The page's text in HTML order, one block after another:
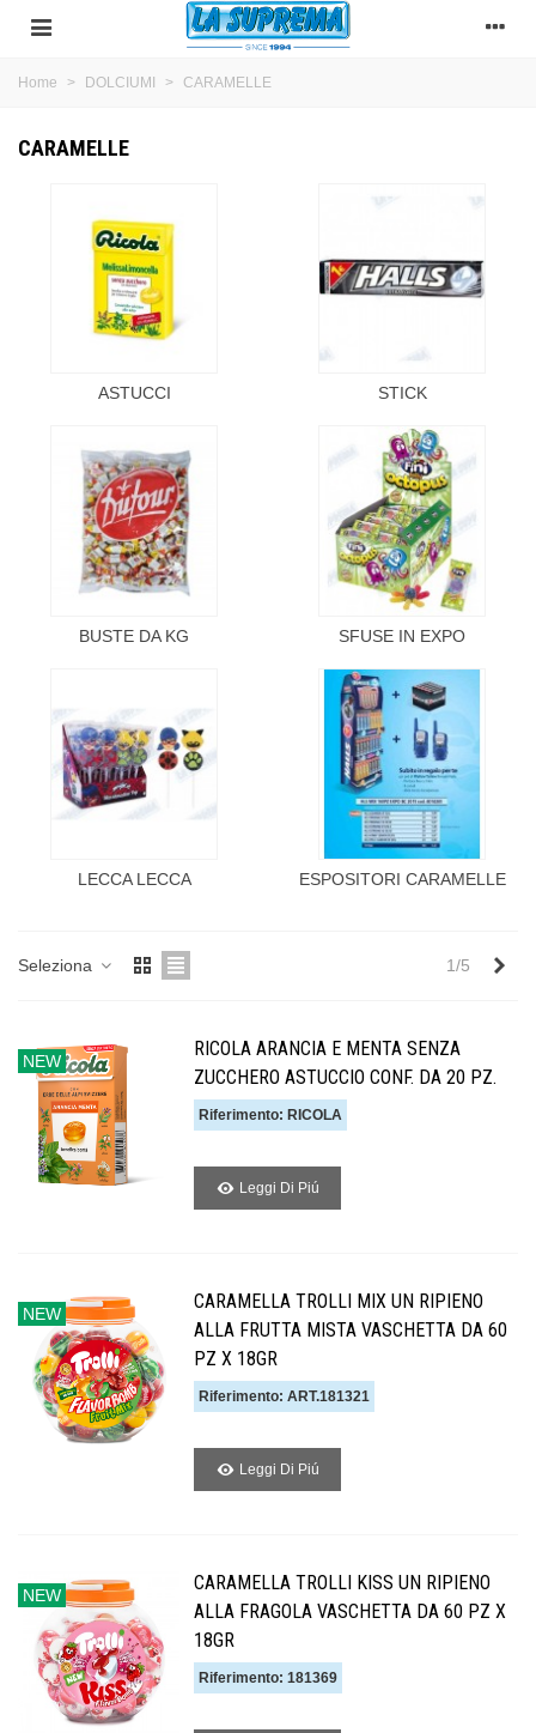
Home > DOLCIUMI > CARAMELLE
CARAMELLE
ASTUCCI STICK
BUSTE DA KG SFUSE IN EXPO
LECCA LECCA ESPOSITORI CARAMELLE
Seleziona 1/5
NEW
RICOLA ARANCIA E MENTA SENZA
ZUCCHERO ASTUCCIO CONF. DA 20 PZ.
Riferimento: RICOLA
Leggi Di Piú
NEW
CARAMELLA TROLLI MIX UN RIPIENO
ALLA FRUTTA MISTA VASCHETTA DA 60
PZ X 18GR
Riferimento: ART.181321
Leggi Di Piú
NEW
CARAMELLA TROLLI KISS UN RIPIENO
ALLA FRAGOLA VASCHETTA DA 60 PZ X
18GR
Riferimento: 181369